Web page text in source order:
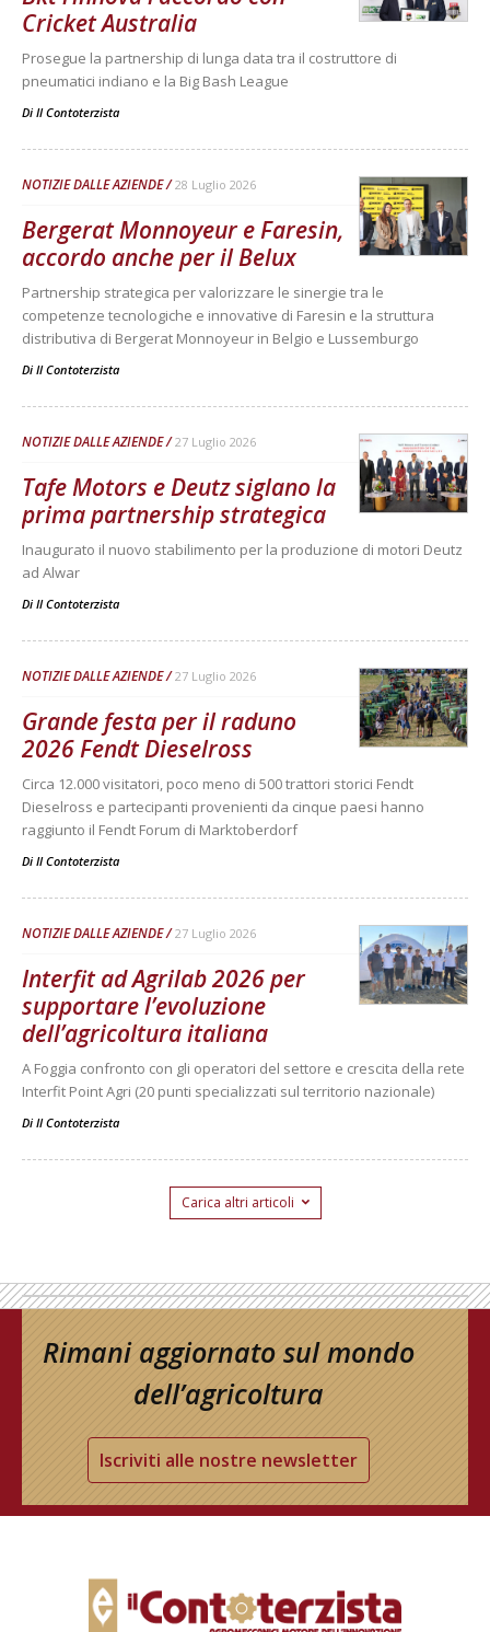
Cricket Australia
Prosegue la partnership di lunga data tra il costruttore di
pneumatici indiano e la Big Bash League
Di Il Contoterzista
NOTIZIE DALLE AZIENDE 28 Luglio 2026
Bergerat Monnoyeur e Faresin,
accordo anche per il Belux
Partnership strategica per valorizzare le sinergie tra le
competenze tecnologiche e innovative di Faresin e la struttura
distributiva di Bergerat Monnoyeur in Belgio e Lussemburgo
Di Il Contoterzista
NOTIZIE DALLE AZIENDE 27 Luglio 2026
Tafe Motors e Deutz siglano la
prima partnership strategica
Inaugurato il nuovo stabilimento per la produzione di motori Deutz
ad Alwar
Di Il Contoterzista
NOTIZIE DALLE AZIENDE 27 Luglio 2026
Grande festa per il raduno
2026 Fendt Dieselross
Circa 12.000 visitatori, poco meno di 500 trattori storici Fendt
Dieselross e partecipanti provenienti da cinque paesi hanno
raggiunto il Fendt Forum di Marktoberdorf
Di Il Contoterzista
NOTIZIE DALLE AZIENDE 27 Luglio 2026
Interfit ad Agrilab 2026 per
supportare l’evoluzione
dell’agricoltura italiana
A Foggia confronto con gli operatori del settore e crescita della rete
Interfit Point Agri (20 punti specializzati sul territorio nazionale)
Di Il Contoterzista
Carica altri articoli
Rimani aggiornato sul mondo
dell’agricoltura
Iscriviti alle nostre newsletter